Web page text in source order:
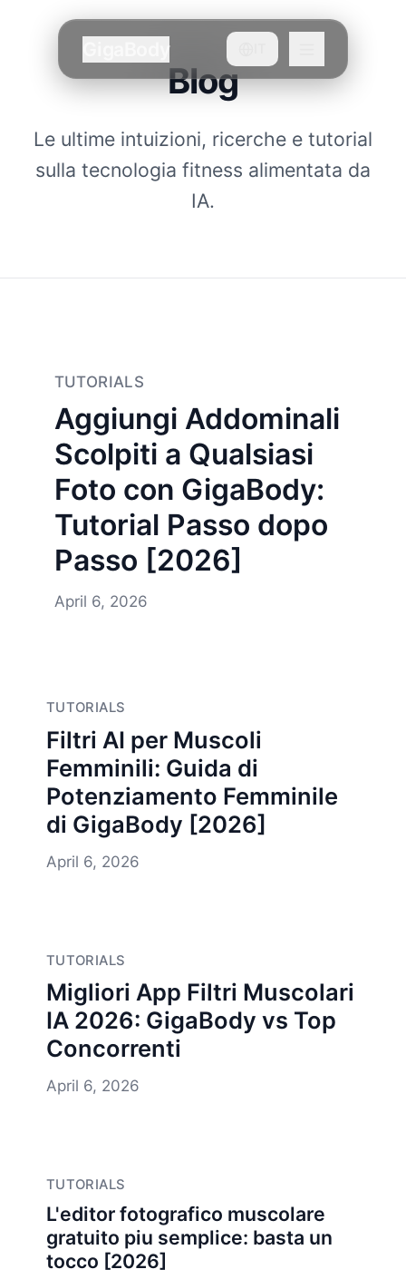
GigaBody
Blog
Le ultime intuizioni, ricerche e tutorial
sulla tecnologia fitness alimentata da
IA.
TUTORIALS
Aggiungi Addominali
Scolpiti a Qualsiasi
Foto con GigaBody:
Tutorial Passo dopo
Passo [2026]
April 6, 2026
TUTORIALS
Filtri AI per Muscoli
Femminili: Guida di
Potenziamento Femminile
di GigaBody [2026]
April 6, 2026
TUTORIALS
Migliori App Filtri Muscolari
IA 2026: GigaBody vs Top
Concorrenti
April 6, 2026
TUTORIALS
L'editor fotografico muscolare
gratuito piu semplice: basta un
tocco [2026]